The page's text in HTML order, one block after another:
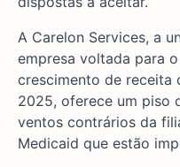
A Carelon Services, a
empresa voltada para
crescimento de receita
2025, oferece um piso
ventos contrários da
Medicaid que estão